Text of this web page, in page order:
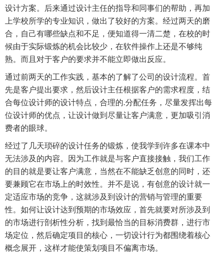
设计方案。后来通过设计主任的指导和同事们的帮助，再加
上学校所学的专业知识，做出了较好的方案。经过两天的磨
合，自己有哪些缺点和不足，便知道得一清二楚，在校的时
候由于实际锻炼的机会比较少，在软件操作上还是不够纯
熟。而且对于客户的要求并不能立即做出反应。
通过前两天的工作实践，基本的了解了公司的设计流程。首
先是客户提出要求，然后设计主任根据客户的需求程度，结
合每位设计师的设计特点，合理的.分配任务，尽量发挥出每
位设计师的优点，让设计做到尽量让客户满意，更加吸引消
费者的眼球。
经过了几天琐碎的设计任务的锻炼，使我学到许多在课本中
无法涉及的内容。因为工作就是与客户直接接触，我们工作
的目的就是要让客户满意，当然在不能缺乏创意的同时，还
要兼顾它在市场上的时效性。并不是说，有创意的设计就一
定适应市场的竞争，这就涉及到设计的营销与管理的重要
性。如何让设计达到预期的市场效应，首先就要对所涉及到
的市场进行剖析性分析，找到最恰当的目标消费群，进行市
场定位，然后确定项目的核心，一切设计行为都围绕着核心
概念展开，这样才能使策划项目不偏离市场。